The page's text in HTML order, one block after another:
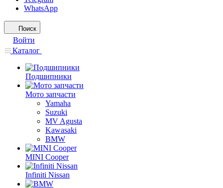
WhatsApp
Поиск
Войти
Каталог
Подшипники
Мото запчасти
Yamaha
Suzuki
MV Agusta
Kawasaki
BMW
MINI Cooper
Infiniti Nissan